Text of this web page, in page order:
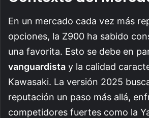
En un mercado cada vez más
opciones, la Z900 ha sabido
una favorita. Esto se debe en
vanguardista y la calidad
Kawasaki. La versión 2025
reputación un paso más allá,
competidores fuertes como la